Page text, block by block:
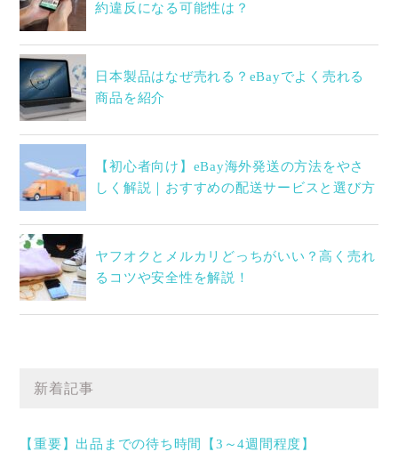
約違反になる可能性は？
日本製品はなぜ売れる？eBayでよく売れる
商品を紹介
【初心者向け】eBay海外発送の方法をやさ
しく解説｜おすすめの配送サービスと選び方
ヤフオクとメルカリどっちがいい？高く売れ
るコツや安全性を解説！
新着記事
【重要】出品までの待ち時間【3～4週間程度】